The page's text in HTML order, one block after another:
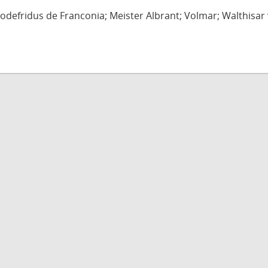
de Franconia; Meister Albrant; Volmar;